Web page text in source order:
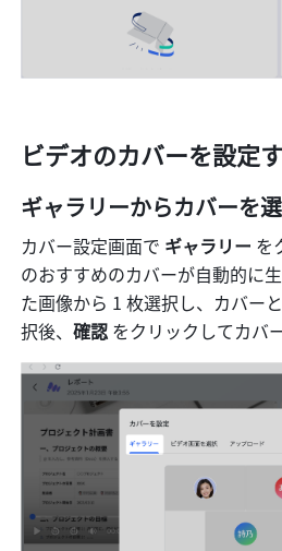
ビデオのカバーを設定
ギャラリーからカバーを
カバー設定画面で ギャラリー を
のおすすめのカバーが自動的に
た画像から 1 枚選択し、カバー
択後、確認 をクリックしてカバ